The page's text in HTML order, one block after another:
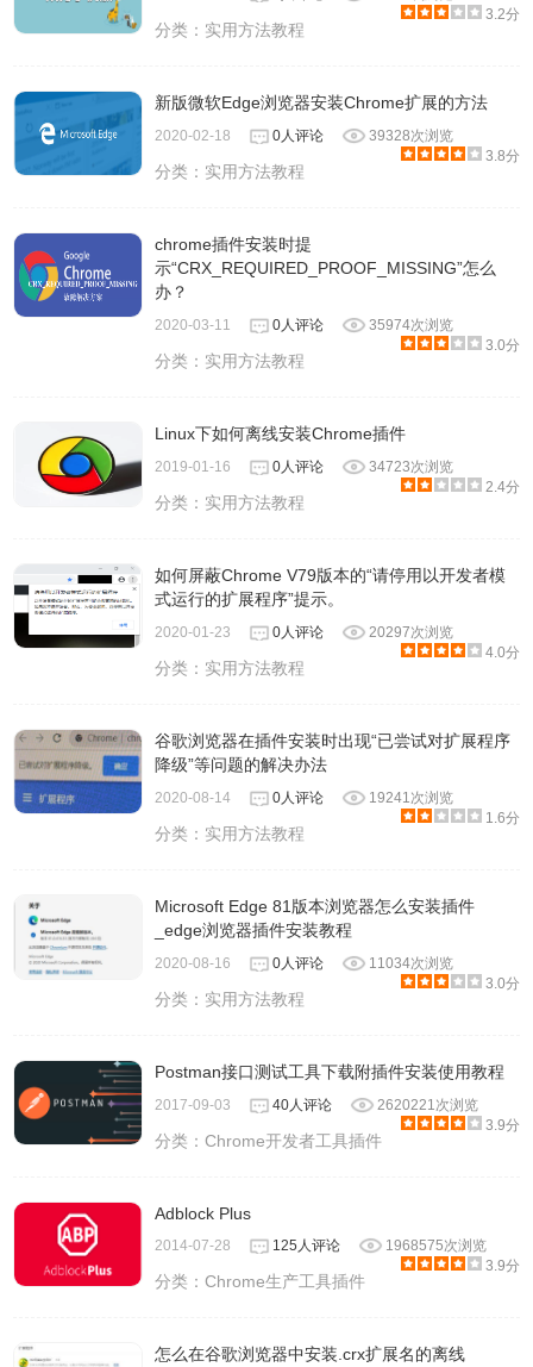
3.2分
分类： 实用方法教程
新版微软Edge浏览器安装Chrome扩展的方法
2020-02-18 0人评论
39328次浏览
3.8分
分类： 实用方法教程
chrome插件安装时提
示“CRX_REQUIRED_PROOF_MISSING”怎么
办？
2020-03-11 0人评论
35974次浏览
3.0分
分类： 实用方法教程
Linux下如何离线安装Chrome插件
2019-01-16 0人评论
34723次浏览
2.4分
分类： 实用方法教程
如何屏蔽Chrome V79版本的“请停用以开发者模
式运行的扩展程序”提示。
2020-01-23 0人评论
20297次浏览
4.0分
分类： 实用方法教程
谷歌浏览器在插件安装时出现“已尝试对扩展程序
降级”等问题的解决办法
2020-08-14 0人评论
19241次浏览
1.6分
分类： 实用方法教程
Microsoft Edge 81版本浏览器怎么安装插件
_edge浏览器插件安装教程
2020-08-16 0人评论
11034次浏览
3.0分
分类： 实用方法教程
Postman接口测试工具下载附插件安装使用教程
2017-09-03 40人评论
2620221次浏览
3.9分
分类：Chrome开发者工具插件
Adblock Plus
2014-07-28 125人评论
1968575次浏览
3.9分
分类：Chrome生产工具插件
怎么在谷歌浏览器中安装.crx扩展名的离线